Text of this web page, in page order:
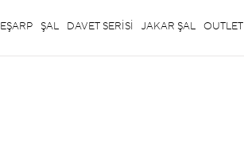
EŞARP ŞAL DAVET SERİSİ JAKAR ŞAL OUTLET